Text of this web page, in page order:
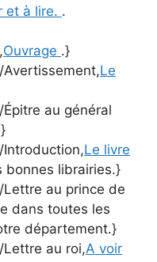
et à lire. .
Ouvrage .}
Avertissement,Le
Épitre au général
Introduction,Le livre
bonnes librairies.}
Lettre au prince de
dans toutes les
département.}
Lettre au roi,A voir